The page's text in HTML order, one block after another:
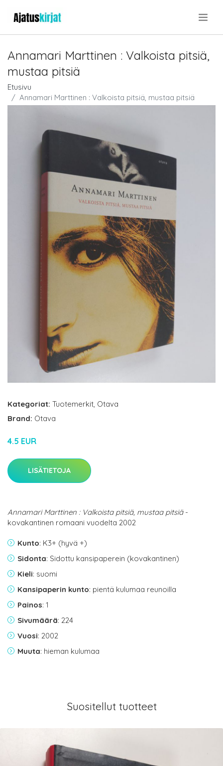
Annamari Marttinen : Valkoista pitsiä,
mustaa pitsiä
Etusivu
Annamari Marttinen : Valkoista pitsiä, mustaa pitsiä
Kategoriat: Tuotemerkit, Otava
Brand: Otava
4.5 EUR
LISÄTIETOJA
Annamari Marttinen : Valkoista pitsiä, mustaa pitsiä-
kovakantinen romaani vuodelta 2002
Kunto: K3+ (hyvä +)
Sidonta: Sidottu kansipaperein (kovakantinen)
Kieli: suomi
Kansipaperin kunto: pientä kulumaa reunoilla
Painos: 1
Sivumäärä: 224
Vuosi: 2002
Muuta: hieman kulumaa
Suositellut tuotteet